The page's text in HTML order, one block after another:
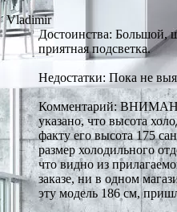
Vladimir
Достоинства: Большой,
приятная подсветка.
Недостатки: Пока не
Комментарий:
указано, что высота
факту его высота 175
размер холодильного
что видно из
заказе, ни в одном
эту модель 186 см,